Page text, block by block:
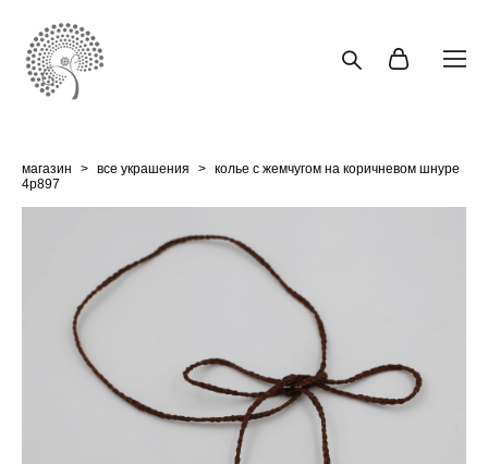
магазин > все украшения > колье с жемчугом на коричневом шнуре
4p897